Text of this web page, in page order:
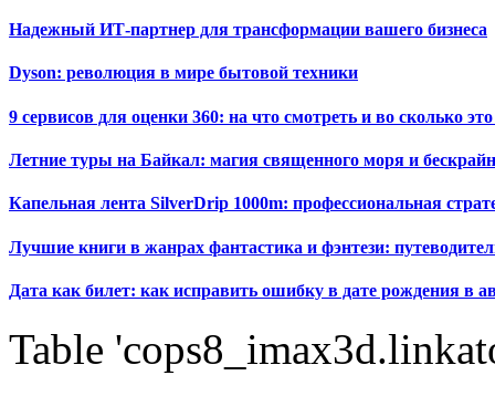
Надежный ИТ-партнер для трансформации вашего бизнеса
Dyson: революция в мире бытовой техники
9 сервисов для оценки 360: на что смотреть и во сколько это
Летние туры на Байкал: магия священного моря и
Капельная лента SilverDrip 1000m: профессиональная
Лучшие книги в жанрах фантастика и фэнтези:
Дата как билет: как исправить ошибку в дате рождения в
Table